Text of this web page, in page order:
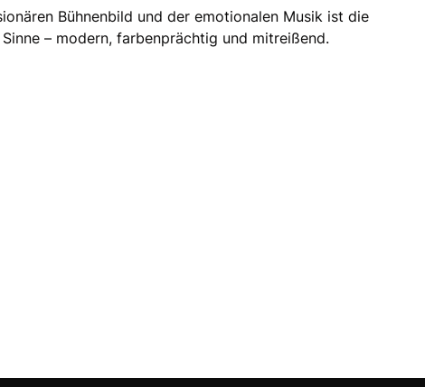
Bühnenbild und der emotionalen Musik ist die
– modern, farbenprächtig und mitreißend.